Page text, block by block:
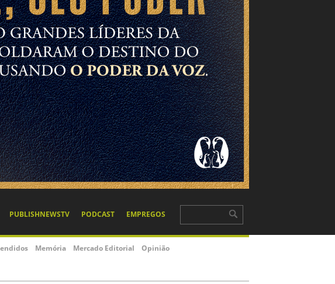
PUBLISHNEWSTV PODCAST EMPREGOS
Memória Mercado Editorial Opinião